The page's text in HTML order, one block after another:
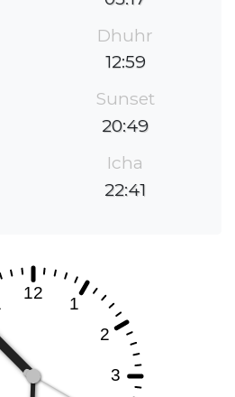
Dhuhr
12:59
Sunset
20:49
Icha
22:41